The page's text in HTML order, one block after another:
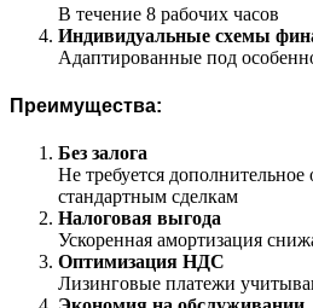
В течение 8 рабочих часов
Индивидуальные схемы
Адаптированные под
Преимущества:
Без залога
Не требуется дополнительное
стандартным сделкам
Налоговая выгода
Ускоренная амортизация
Оптимизация НДС
Лизинговые платежи